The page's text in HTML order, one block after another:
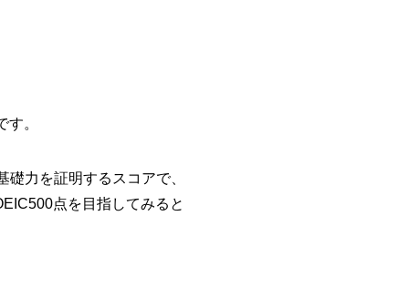
す。
力を証明するスコアで、
点を目指してみると